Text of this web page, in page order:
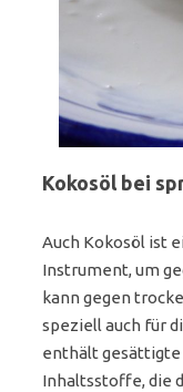
Kokosöl bei
Auch Kokosöl ist
Instrument, um
kann gegen
speziell auch für
enthält gesättigte
Inhaltsstoffe, die